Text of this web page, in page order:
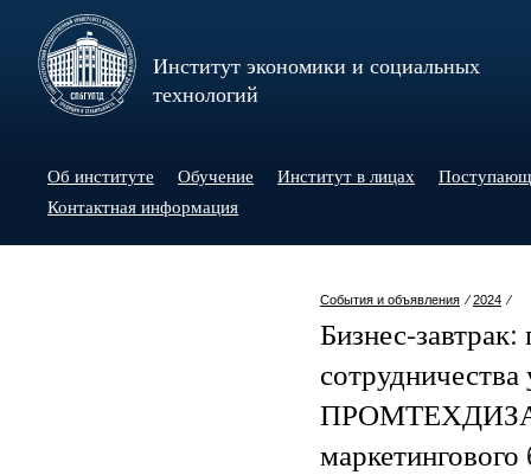
Институт экономики и социальных
технологий
Об институте Обучение Институт в лицах
Контактная информация
События и объявления ⁄2024 ⁄
Бизнес-
сотрудничества